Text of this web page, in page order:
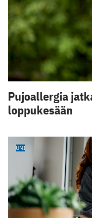
Pujoallergia
loppukesään
UNI